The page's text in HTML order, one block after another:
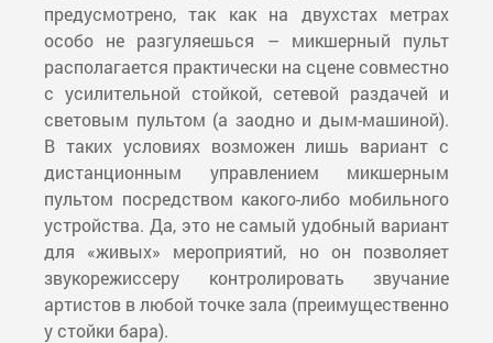
предусмотрено, так как на двухстах метрах
особо не разгуляешься – микшерный пульт
располагается практически на сцене совместно
с усилительной стойкой, сетевой раздачей и
световым пультом (а заодно и дым-машиной).
В таких условиях возможен лишь вариант с
дистанционным управлением микшерным
пультом посредством какого-либо мобильного
устройства. Да, это не самый удобный вариант
для «живых» мероприятий, но он позволяет
звукорежиссеру контролировать звучание
артистов в любой точке зала (преимущественно
у стойки бара).